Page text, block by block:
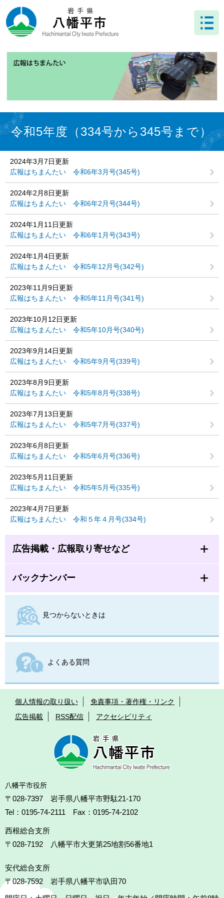
ー
ジ
ニ
ュ
文 令和5年度（334号から345号まで）
2024年3月7日更新
広報はちまんたい 令和6年3月号(345号)
2024年2月8日更新
広報はちまんたい 令和6年2月号(344号)
2024年1月11日更新
広報はちまんたい 令和6年1月号(343号)
2024年1月4日更新
広報はちまんたい 令和5年12月号(342号)
2023年11月9日更新
広報はちまんたい 令和5年11月号(341号)
2023年10月12日更新
広報はちまんたい 令和5年10月号(340号)
2023年9月14日更新
広報はちまんたい 令和5年9月号(339号)
2023年8月9日更新
広報はちまんたい 令和5年8月号(338号)
2023年7月13日更新
広報はちまんたい 令和5年7月号(337号)
2023年6月8日更新
広報はちまんたい 令和5年6月号(336号)
2023年5月11日更新
広報はちまんたい 令和5年5月号(335号)
2023年4月7日更新
広報はちまんたい 令和５年４月号(334号)
広告掲載・広報取り寄せなど
バックナンバー
見つからないときは
よくある質問
個人情報の取り扱い
免責事項・著作権・リンク
広告掲載
RSS配信 アクセシビリティ
八幡平市役所
〒028-7397 岩手県八幡平市野駄21-170
Tel：0195-74-2111 Fax：0195-74-2102
西根総合支所
〒028-7192
八幡平市大更第25地割56番地1
安代総合支所
〒028-7592
岩手県八幡平市叺田70